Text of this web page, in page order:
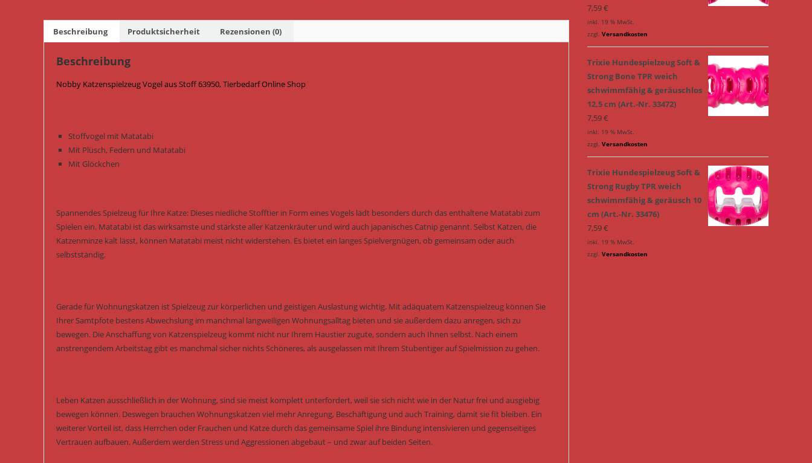
Beschreibung Produktsicherheit Rezensionen (0)
Beschreibung
Nobby Katzenspielzeug Vogel aus Stoff 63950, Tierbedarf Online Shop
Stoffvogel mit Matatabi
Mit Plüsch, Federn und Matatabi
Mit Glöckchen
Spannendes Spielzeug für Ihre Katze: Dieses niedliche Stofftier in Form eines Vogels lädt besonders durch das enthaltene Matatabi zum
Spielen ein. Matatabi ist das wirksamste und stärkste aller Katzenkräuter und wird auch japanisches Catnip genannt. Selbst Katzen, die
Katzenminze kalt lässt, können Matatabi meist nicht widerstehen. Es bietet ein langes Spielvergnügen, ob gemeinsam oder auch
selbstständig.
Gerade für Wohnungskatzen ist Spielzeug zur körperlichen und geistigen Auslastung wichtig. Mit adäquatem Katzenspielzeug können Sie
Ihrer Samtpfote bestens Abwechslung im manchmal langweiligen Wohnungsalltag bieten und sie außerdem dazu anregen, sich zu
bewegen. Die Anschaffung von Katzenspielzeug kommt nicht nur Ihrem Haustier zugute, sondern auch Ihnen selbst. Nach einem
anstrengendem Arbeitstag gibt es manchmal sicher nichts Schöneres, als ausgelassen mit Ihrem Stubentiger auf Spielmission zu gehen.
Leben Katzen ausschließlich in der Wohnung, sind sie meist komplett unterfordert, weil sie sich nicht wie in der Natur frei und ausgiebig
bewegen können. Deswegen brauchen Wohnungskatzen viel mehr Anregung, Beschäftigung und auch Training, damit sie fit bleiben. Ein
weiterer Vorteil ist, dass Herrchen oder Frauchen und Katze durch das gemeinsame Spiel ihre Bindung intensivieren und gegenseitiges
Vertrauen aufbauen. Außerdem werden Stress und Aggressionen abgebaut – und zwar auf beiden Seiten.
7,59€
inkl. 19 % MwSt.
zzgl. Versandkosten
Trixie Hundespielzeug Soft &
Strong Bone TPR weich
schwimmfähig & geräuschlos
12,5 cm (Art.-Nr. 33472)
7,59€
inkl. 19 % MwSt.
zzgl. Versandkosten
Trixie Hundespielzeug Soft &
Strong Rugby TPR weich
schwimmfähig & geräusch 10
cm (Art.-Nr. 33476)
7,59€
inkl. 19 % MwSt.
zzgl. Versandkosten